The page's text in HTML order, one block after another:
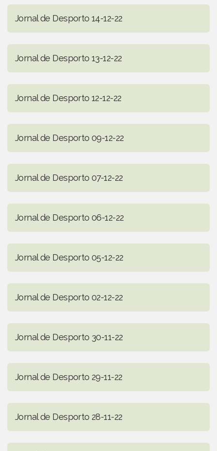
Jornal de Desporto 14-12-22
Jornal de Desporto 13-12-22
Jornal de Desporto 12-12-22
Jornal de Desporto 09-12-22
Jornal de Desporto 07-12-22
Jornal de Desporto 06-12-22
Jornal de Desporto 05-12-22
Jornal de Desporto 02-12-22
Jornal de Desporto 30-11-22
Jornal de Desporto 29-11-22
Jornal de Desporto 28-11-22